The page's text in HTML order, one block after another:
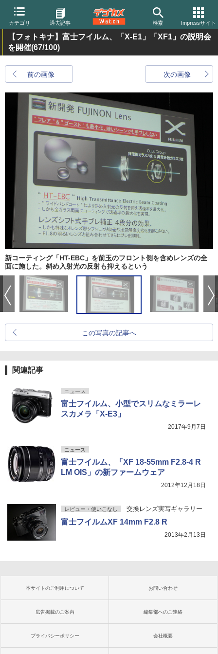
カテゴリ 過去記事 検索 Impressサイト
【フォトキナ】富士フイルム、「X-E1」「XF1」の説明会
を開催(67/100)
前の画像 次の画像
新コーティング「HT-EBC」を前玉のフロント側を含めレンズの全
面に施した。斜め入射光の反射も抑えるという
この写真の記事へ
関連記事
ニュース
富士フイルム、小型でスリムなミラーレ
スカメラ「X-E3」
2017年9月7日
ニュース
富士フイルム、「XF 18-55mm F2.8-4 R
LM OIS」の新ファームウェア
2012年12月18日
レビュー・使いこなし 交換レンズ実写ギャラリー
富士フイルムXF 14mm F2.8 R
2013年2月13日
本サイトのご利用について お問い合わせ
広告掲載のご案内 編集部へのご連絡
プライバシーポリシー 会社概要